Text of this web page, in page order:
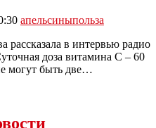
апельсиныпольза
рассказала в интервью радио
доза витамина С – 60
могут быть две…